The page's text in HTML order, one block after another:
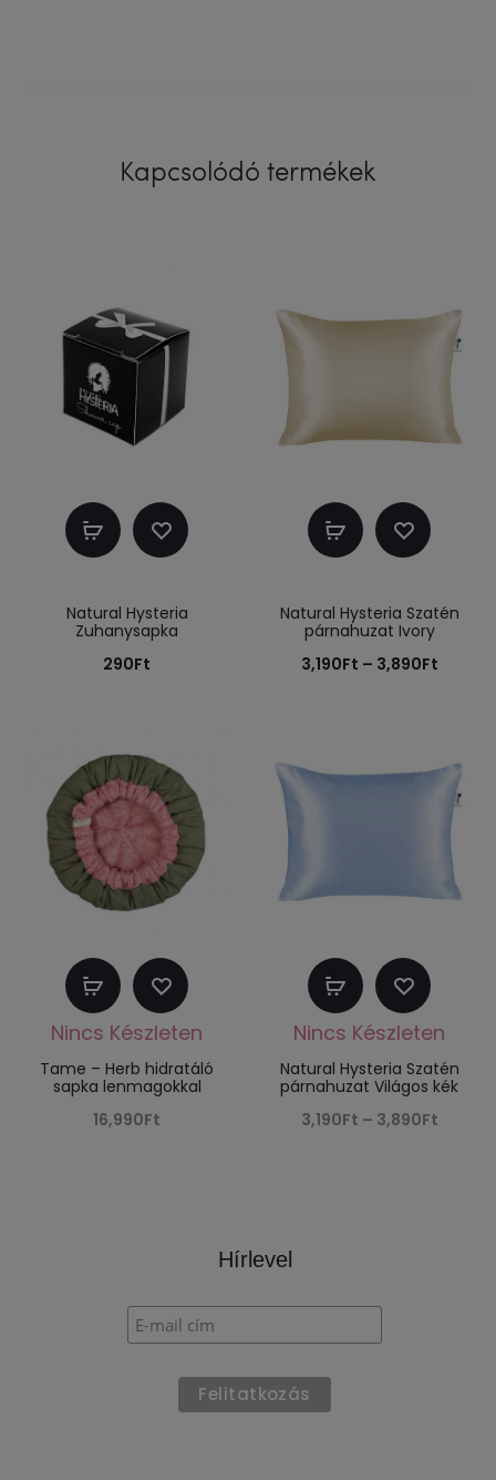
Kapcsolódó termékek
Kosárba
Natural Hysteria
Zuhanysapka
290Ft
Opciók
Natural Hysteria Szatén
párnahuzat Ivory
3,190Ft – 3,890Ft
Tovább
olvasom
Tame – Herb hidratáló
sapka lenmagokkal
16,990Ft
Opciók
választása
Natural Hysteria Szatén
párnahuzat Világos kék
3,190Ft – 3,890Ft
Hírlevel